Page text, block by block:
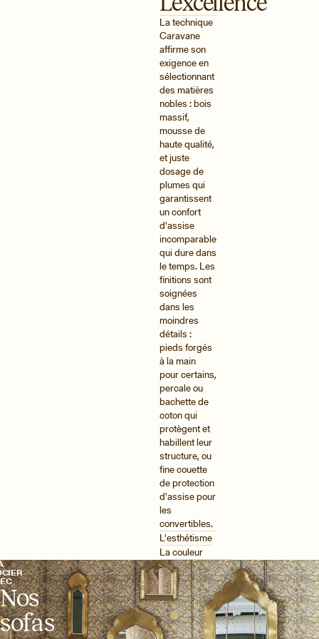
La technique
Caravane
affirme son
exigence en
sélectionnant
des matières
nobles : bois
massif,
mousse de
haute qualité,
et juste
dosage de
plumes qui
garantissent
un confort
d'assise
incomparable
qui dure dans
le temps. Les
finitions sont
soignées
dans les
moindres
détails :
pieds forgés
à la main
pour certains,
percale ou
bachette de
coton qui
protègent et
habillent leur
structure, ou
fine couette
de protection
d'assise pour
les
convertibles.
L'esthétisme
La couleur
Nos
sofas